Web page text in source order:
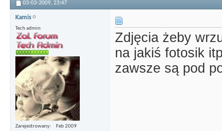
03-03-2009, 23:47
Kamis
Tech admin
Zarejestrowany
Feb 2009
Zdjęcia żeby
na jakiś fotosik
zawsze są pod